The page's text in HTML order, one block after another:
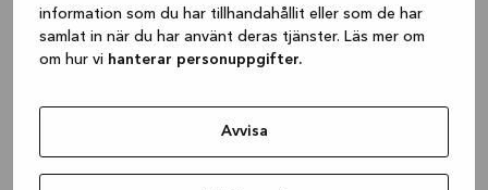
information som du har tillhandahållit eller som de har
samlat in när du har använt deras tjänster. Läs mer om
om hur vi hanterar personuppgifter.
Avvisa
(see the browser console for more
information).